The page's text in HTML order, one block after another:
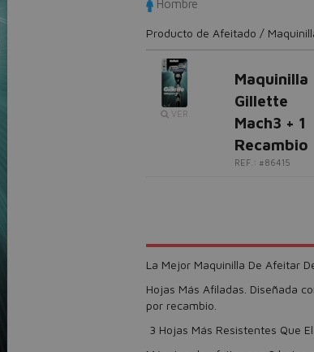
Hombre
Producto de Afeitado /
VER
Maquinilla
Gillette
Mach3 + 1
Recambio
REF.: #86415
La Mejor Maquinilla De Afeitar
Hojas Más Afiladas. Diseñada
por recambio.
3 Hojas Más Resistentes Que El